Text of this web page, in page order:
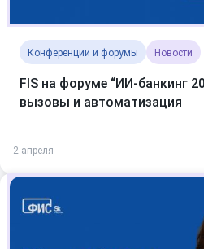
Конференции и форумы Новости
FIS на форуме “ИИ-банкинг
вызовы и автоматизация
2 апреля